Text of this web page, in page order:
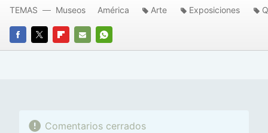
FACEBOOK
TWITTERFLIPBOARD
E-
WHATSAPP
TEMAS Museos América Arte Exposiciones
Comentarios cerrados